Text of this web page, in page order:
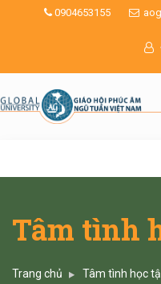
0904653155
Tâm tình
Trang chủ Tâm tình học